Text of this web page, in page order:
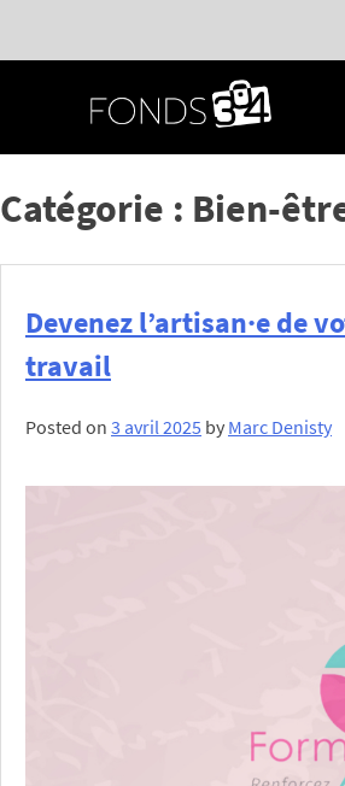
Catégorie : Bien-
Devenez l’artisan·e de
travail
Posted on 3 avril 2025 by Marc Denisty